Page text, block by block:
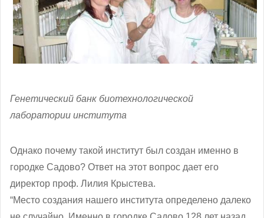
Генетический банк биотехнологической
лаборатории института
Однако почему такой институт был создан именно в
городке Садово? Ответ на этот вопрос дает его
директор проф. Лилия Крыстева.
“Место создания нашего института определено далеко